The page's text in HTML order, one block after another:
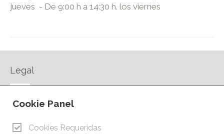
jueves - De 9:00 h a 14:30 h. los viernes
Legal
AVISO LEGAL
CONTACTO
Cookie Panel
Cookies Requeridas